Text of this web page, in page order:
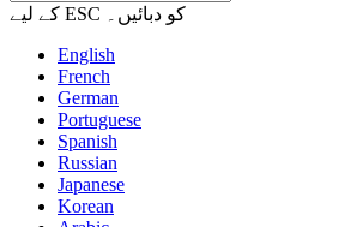
کے لیے ESC کو دبائیں۔
English
French
German
Portuguese
Spanish
Russian
Japanese
Korean